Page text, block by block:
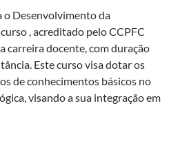
o Desenvolvimento da
, acreditado pelo CCPFC
carreira docente, com duração
Este curso visa dotar os
de conhecimentos básicos no
visando a sua integração em